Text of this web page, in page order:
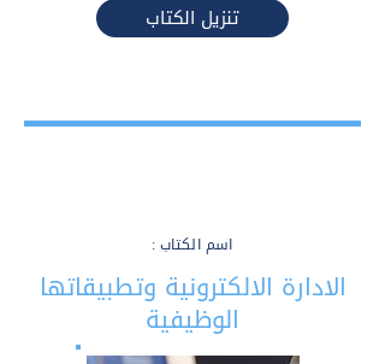
تنزيل الكتاب
اسم الكتاب :
الادارة الالكترونية وتطبيقاتها
الوظيفية